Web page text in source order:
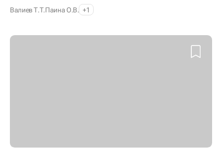
Валиев Т.Т.Паина О.В. +1